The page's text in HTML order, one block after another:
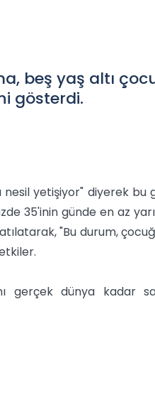
beş yaş altı
gösterdi.
nesil yetişiyor" diyerek
35'inin günde en az
"Bu durum,
gerçek dünya kadar